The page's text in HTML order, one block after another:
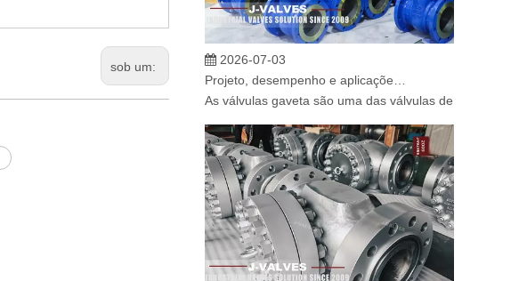
sob um:
2026-07-03
As válvulas gaveta são uma das válvulas de